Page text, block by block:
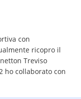
con
ricopro il
Treviso
ho collaborato con